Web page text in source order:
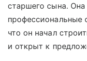
старшего сына. Она
профессиональные
что он начал
и открыт к